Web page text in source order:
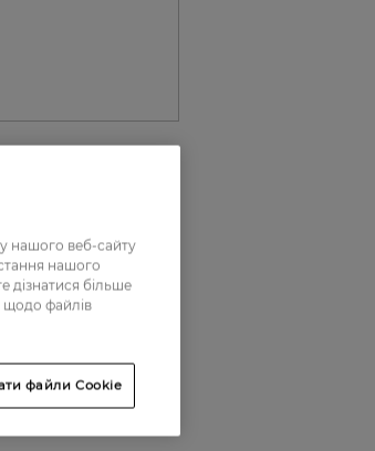
нашого веб-сайту
нашого
дізнатися більше
щодо файлів
файли Cookie